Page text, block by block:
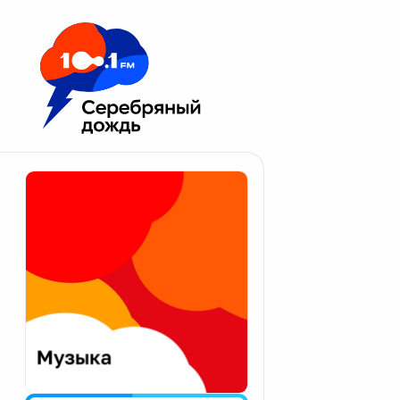
Москва 100.1 FM
Апатиты
Екатеринбург
Калининград
Калуга